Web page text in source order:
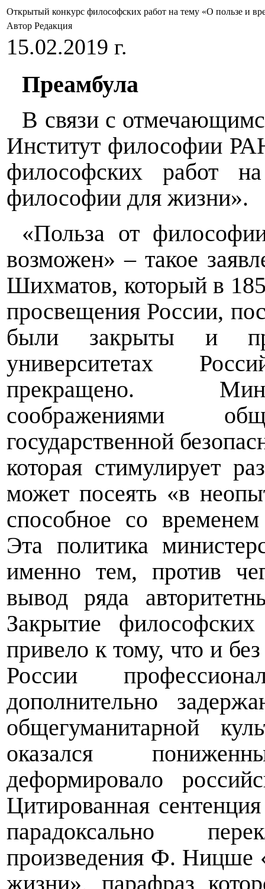
Открытый конкурс философских работ на тему «О пользе и
Автор Редакция
15.02.2019 г.
Преамбула
В связи с
Институт философии
философских работ
философии для жизни».
«Польза от
возможен» – такое
Шихматов, который в
просвещения России,
были закрыты и
университетах
прекращено.
соображениями
государственной
которая стимулирует
может посеять «в
способное со
Эта политика
именно тем, против
вывод ряда
Закрытие
привело к тому, что и
России
дополнительно
общегуманитарной
оказался
деформировало
Цитированная
парадоксально
произведения Ф. Ницше
жизни», парафраз